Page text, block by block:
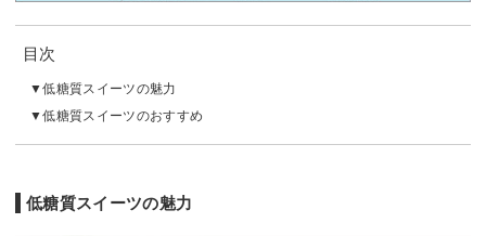
目次
低糖質スイーツの魅力
低糖質スイーツのおすすめ
低糖質スイーツの魅力